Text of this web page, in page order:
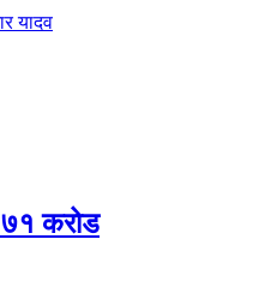
यादव
७१ करोड